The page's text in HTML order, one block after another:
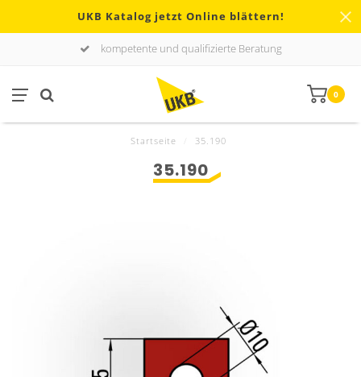
UKB Katalog jetzt Online blättern!
kompetente und qualifizierte Beratung
0
Startseite 35.190
35.190